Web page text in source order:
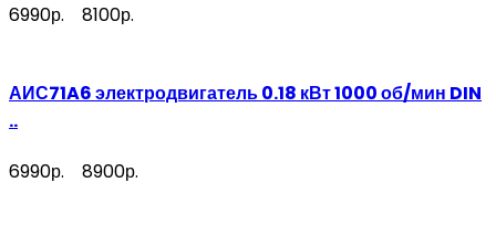
6990р. 8100р.
АИС71A6 электродвигатель 0.18 кВт 1000 об/мин DIN
..
6990р. 8900р.